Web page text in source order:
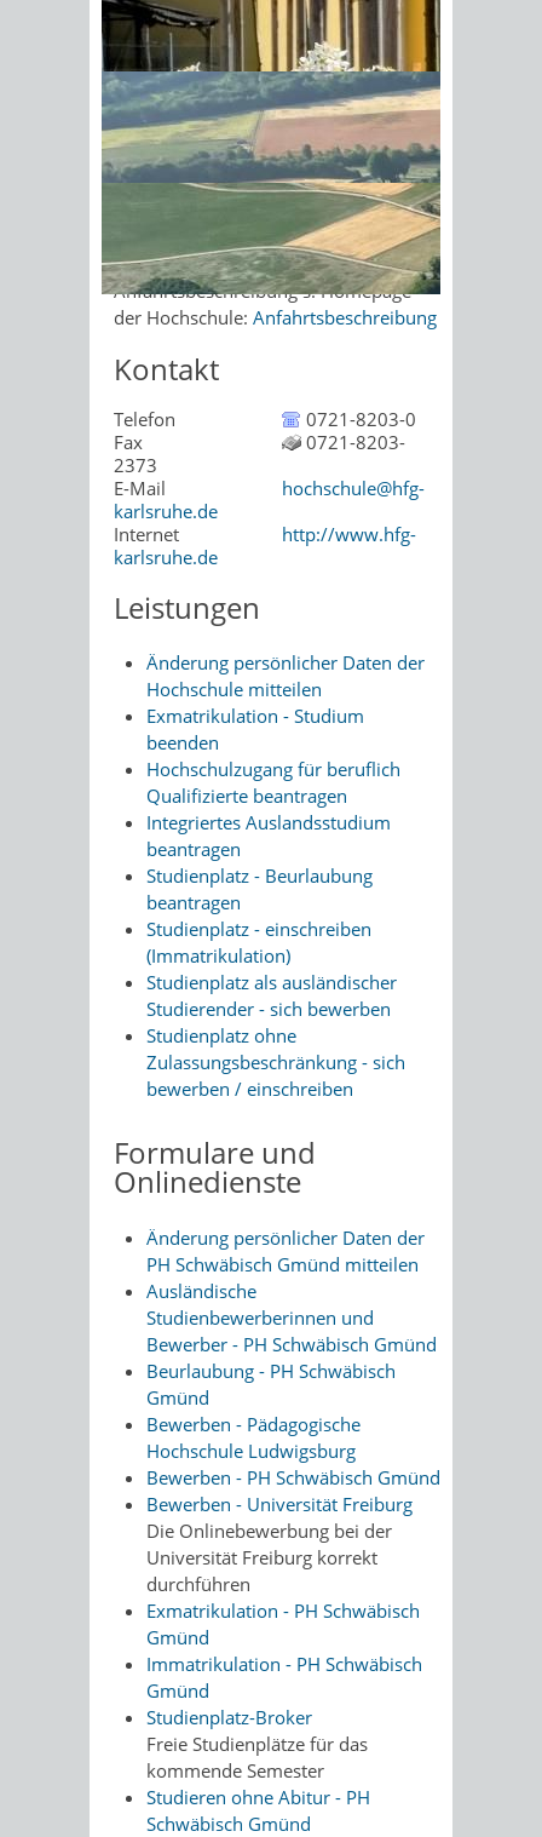
Sonnenschein am Morgen im
Ahornwald
Hausanschrift
Lorenzstraße 15
76135 Karlsruhe
Zur elektronischen Fahrplanauskunft
Anfahrtsbeschreibung
Anfahrtsbeschreibung s. Homepage
der Hochschule: Anfahrtsbeschreibung
Kontakt
Telefon
0721-8203-0
Fax
0721-8203-
2373
E-Mail
hochschule@hfg-
karlsruhe.de
Internet
http://www.hfg-
karlsruhe.de
Leistungen
Änderung persönlicher Daten der
Hochschule mitteilen
Exmatrikulation - Studium
beenden
Hochschulzugang für beruflich
Qualifizierte beantragen
Integriertes Auslandsstudium
beantragen
Studienplatz - Beurlaubung
beantragen
Studienplatz - einschreiben
(Immatrikulation)
Studienplatz als ausländischer
Studierender - sich bewerben
Studienplatz ohne
Zulassungsbeschränkung - sich
bewerben / einschreiben
Formulare und
Onlinedienste
Änderung persönlicher Daten der
PH Schwäbisch Gmünd mitteilen
Ausländische
Studienbewerberinnen und
Bewerber - PH Schwäbisch Gmünd
Beurlaubung - PH Schwäbisch
Gmünd
Bewerben - Pädagogische
Hochschule Ludwigsburg
Bewerben - PH Schwäbisch Gmünd
Bewerben - Universität Freiburg
Die Onlinebewerbung bei der
Universität Freiburg korrekt
durchführen
Exmatrikulation - PH Schwäbisch
Gmünd
Immatrikulation - PH Schwäbisch
Gmünd
Studienplatz-Broker
Freie Studienplätze für das
kommende Semester
Studieren ohne Abitur - PH
Schwäbisch Gmünd